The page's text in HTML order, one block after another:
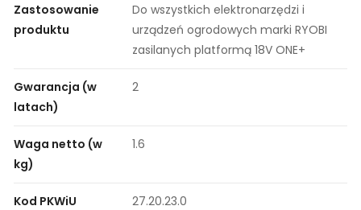
Zastosowanie
produktu
Do wszystkich elektronarzędzi i
urządzeń ogrodowych marki RYOBI
zasilanych platformą 18V ONE+
Gwarancja (w
latach)
2
Waga netto (w
kg)
1.6
Kod PKWiU 27.20.23.0